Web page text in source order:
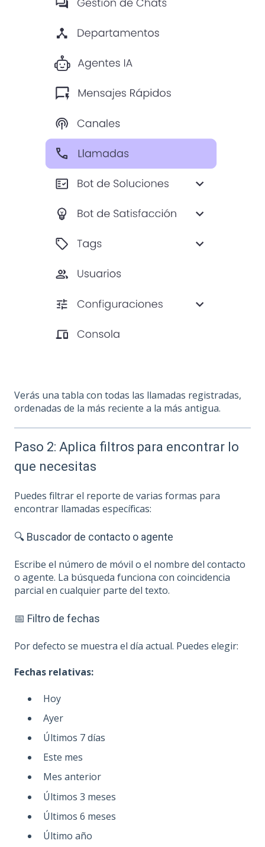
Verás una tabla con todas las llamadas registradas,
ordenadas de la más reciente a la más antigua.
Paso 2: Aplica filtros para encontrar lo
que necesitas
Puedes filtrar el reporte de varias formas para
encontrar llamadas específicas:
🔍 Buscador de contacto o agente
Escribe el número de móvil o el nombre del contacto
o agente. La búsqueda funciona con coincidencia
parcial en cualquier parte del texto.
📅 Filtro de fechas
Por defecto se muestra el día actual. Puedes elegir:
Fechas relativas:
Hoy
Ayer
Últimos 7 días
Este mes
Mes anterior
Últimos 3 meses
Últimos 6 meses
Último año